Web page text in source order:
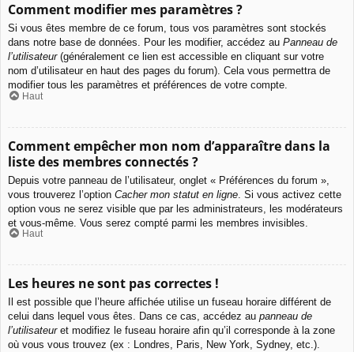
Comment modifier mes paramètres ?
Si vous êtes membre de ce forum, tous vos paramètres sont stockés
dans notre base de données. Pour les modifier, accédez au Panneau de
l’utilisateur(généralement ce lien est accessible en cliquant sur votre
nom d’utilisateur en haut des pages du forum). Cela vous permettra de
modifier tous les paramètres et préférences de votre compte.
Haut
Comment empêcher mon nom d’apparaître dans la
liste des membres connectés ?
Depuis votre panneau de l’utilisateur, onglet « Préférences du forum »,
vous trouverez l’option Cacher mon statut en ligne . Si vous activez cette
option vous ne serez visible que par les administrateurs, les modérateurs
et vous-même. Vous serez compté parmi les membres invisibles.
Haut
Les heures ne sont pas correctes !
Il est possible que l’heure affichée utilise un fuseau horaire différent de
celui dans lequel vous êtes. Dans ce cas, accédez au panneau de
l’utilisateuret modifiez le fuseau horaire afin qu’il corresponde à la zone
où vous vous trouvez (ex : Londres, Paris, New York, Sydney, etc.).